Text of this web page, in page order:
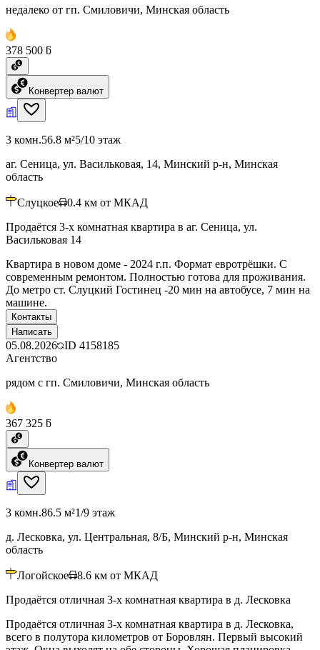
недалеко от гп. Смиловичи, Минская область
378 500 ƃ
Конвертер валют
3 комн.56.8 м²5/10 этаж
аг. Сеница, ул. Васильковая, 14, Минский р-н, Минская
область
Слуцкое 0.4 км от МКАД
Продаётся 3-х комнатная квартира в аг. Сеница, ул.
Васильковая 14
Квартира в новом доме - 2024 г.п. Формат евротрёшки. С
современным ремонтом. Полностью готова для проживания.
До метро ст. Слуцкий Гостинец -20 мин на автобусе, 7 мин на
машине.
Контакты
Написать
05.08.2026 ID 4158185
Агентство
рядом с гп. Смиловичи, Минская область
367 325 ƃ
Конвертер валют
3 комн.86.5 м²1/9 этаж
д. Лесковка, ул. Центральная, 8/Б, Минский р-н, Минская
область
Логойское 8.6 км от МКАД
Продаётся отличная 3-х комнатная квартира в д. Лесковка
Продаётся отличная 3-х комнатная квартира в д. Лесковка,
всего в полутора километров от Боровлян. Первый высокий